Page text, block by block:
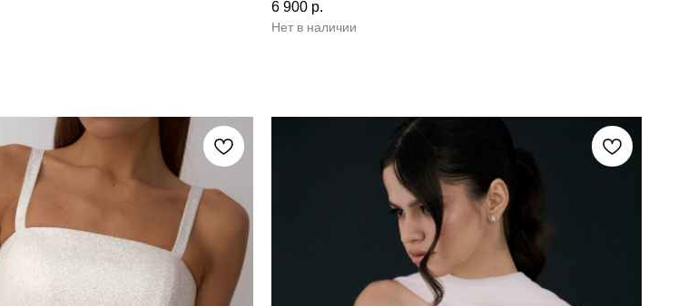
6 900 р.
Нет в наличии